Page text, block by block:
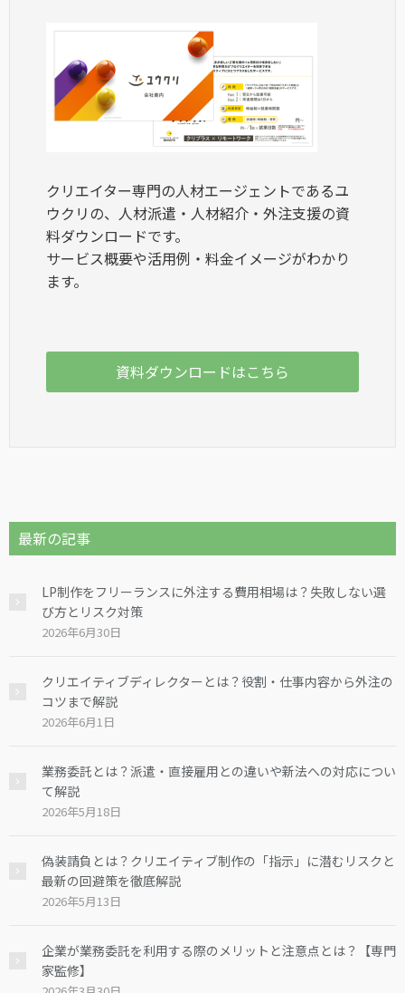
クリエイター専門の人材エージェントであるユ
ウクリの、人材派遣・人材紹介・外注支援の資
料ダウンロードです。
サービス概要や活用例・料金イメージがわかり
ます。
資料ダウンロードはこちら
最新の記事
LP制作をフリーランスに外注する費用相場は？失敗しない選
び方とリスク対策
2026年6月30日
クリエイティブディレクターとは？役割・仕事内容から外注の
コツまで解説
2026年6月1日
業務委託とは？派遣・直接雇用との違いや新法への対応につい
て解説
2026年5月18日
偽装請負とは？クリエイティブ制作の「指示」に潜むリスクと
最新の回避策を徹底解説
2026年5月13日
企業が業務委託を利用する際のメリットと注意点とは？【専門
家監修】